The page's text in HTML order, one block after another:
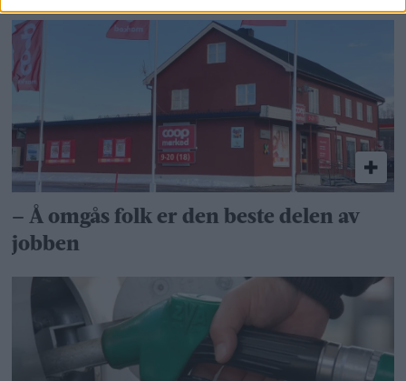
– Å omgås folk er den beste delen av
jobben